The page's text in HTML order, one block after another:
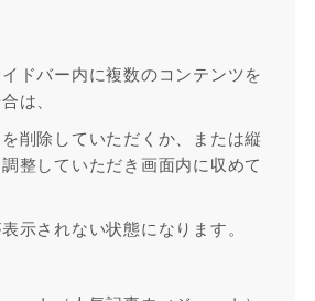
ドバー内に複数のコンテンツを
は、
削除していただくか、または縦
整していただき画面内に収めて
示されない状態になります。